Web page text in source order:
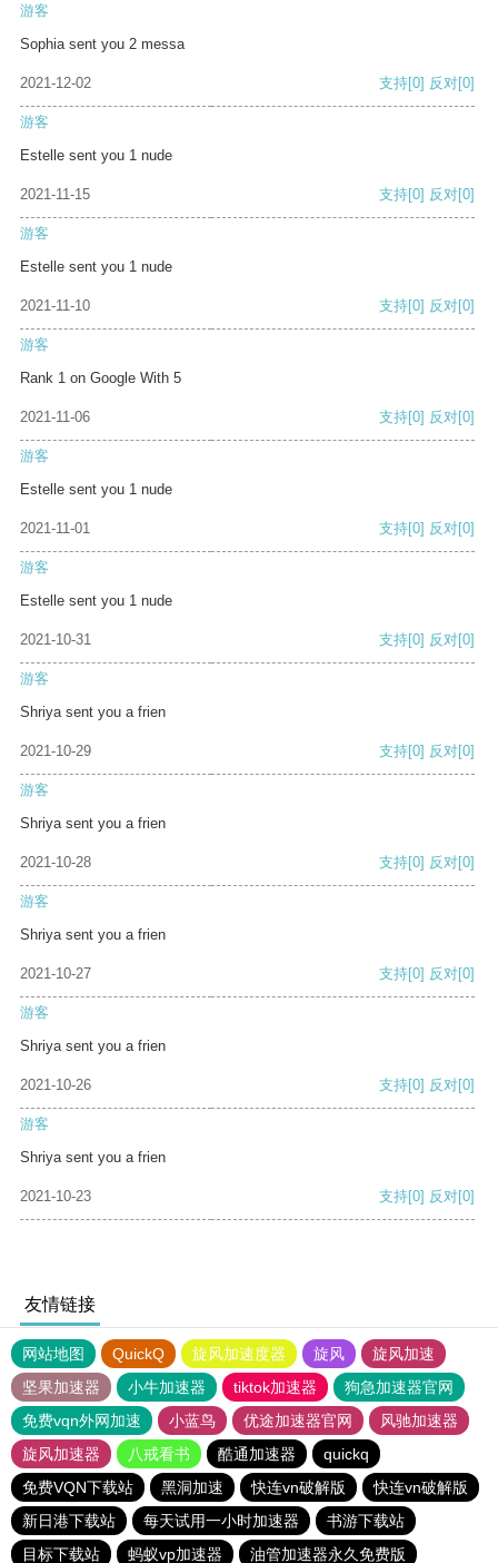
游客
Sophia sent you 2 messa
2021-12-02 支持[0] 反对[0]
游客
Estelle sent you 1 nude
2021-11-15 支持[0] 反对[0]
游客
Estelle sent you 1 nude
2021-11-10 支持[0] 反对[0]
游客
Rank 1 on Google With 5
2021-11-06 支持[0] 反对[0]
游客
Estelle sent you 1 nude
2021-11-01 支持[0] 反对[0]
游客
Estelle sent you 1 nude
2021-10-31 支持[0] 反对[0]
游客
Shriya sent you a frien
2021-10-29 支持[0] 反对[0]
游客
Shriya sent you a frien
2021-10-28 支持[0] 反对[0]
游客
Shriya sent you a frien
2021-10-27 支持[0] 反对[0]
游客
Shriya sent you a frien
2021-10-26 支持[0] 反对[0]
游客
Shriya sent you a frien
2021-10-23 支持[0] 反对[0]
友情链接
网站地图 QuickQ 旋风加速度器 旋风
旋风加速
坚果加速器
小牛加速器 tiktok加速器
狗急加速器官网
免费vqn外网加速
小蓝鸟 优途加速器官网
风驰加速器
旋风加速器
八戒看书 酷通加速器
quickq
免费VQN下载站
黑洞加速 快连vn破解版
快连vn破解版
新日港下载站
每天试用一小时加速器
书游下载站
目标下载站
蚂蚁vp加速器 油管加速器永久免费版